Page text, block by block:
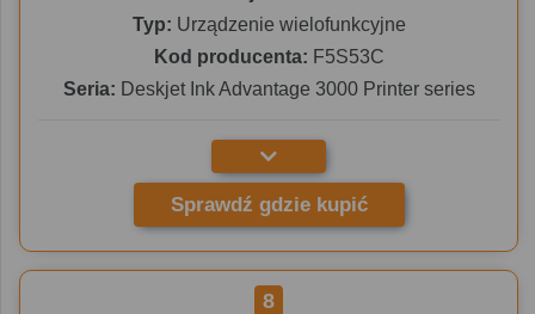
Typ: Urządzenie wielofunkcyjne
Kod producenta: F5S53C
Seria: Deskjet Ink Advantage 3000 Printer series
Sprawdź gdzie kupić
8